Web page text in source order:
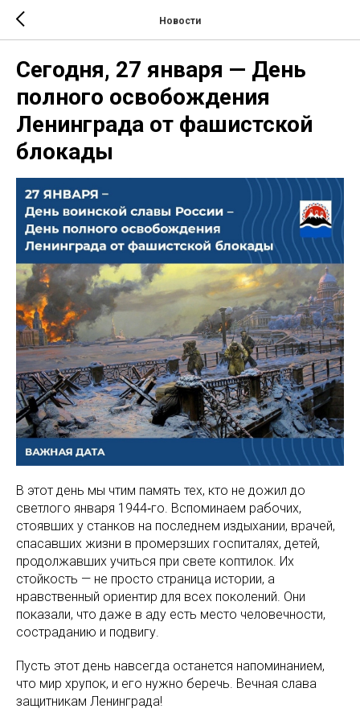
Новости
Сегодня, 27 января — День
полного освобождения
Ленинграда от фашистской
блокады
В этот день мы чтим память тех, кто не дожил до
светлого января 1944‑го. Вспоминаем рабочих,
стоявших у станков на последнем издыхании, врачей,
спасавших жизни в промерзших госпиталях, детей,
продолжавших учиться при свете коптилок. Их
стойкость — не просто страница истории, а
нравственный ориентир для всех поколений. Они
показали, что даже в аду есть место человечности,
состраданию и подвигу.
Пусть этот день навсегда останется напоминанием,
что мир хрупок, и его нужно беречь. Вечная слава
защитникам Ленинграда!